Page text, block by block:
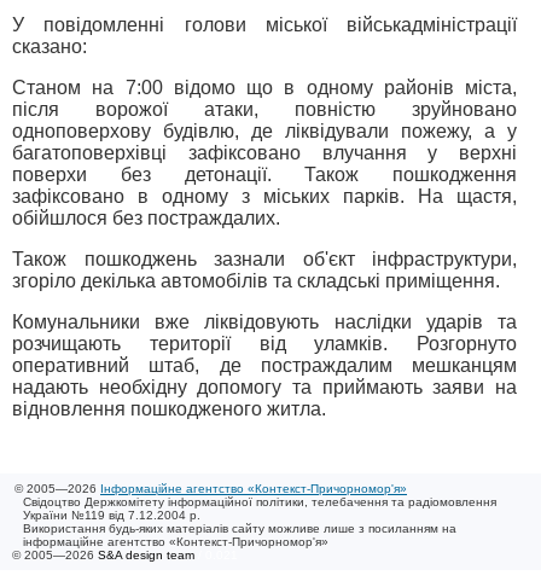
У повідомленні голови міської військадміністрації
сказано:
Станом на 7:00 відомо що в одному районів міста,
після ворожої атаки, повністю зруйновано
одноповерхову будівлю, де ліквідували пожежу, а у
багатоповерхівці зафіксовано влучання у верхні
поверхи без детонації. Також пошкодження
зафіксовано в одному з міських парків. На щастя,
обійшлося без постраждалих.
Також пошкоджень зазнали об'єкт інфраструктури,
згоріло декілька автомобілів та складські приміщення.
Комунальники вже ліквідовують наслідки ударів та
розчищають території від уламків. Розгорнуто
оперативний штаб, де постраждалим мешканцям
надають необхідну допомогу та приймають заяви на
відновлення пошкодженого житла.
© 2005—2026 Інформаційне агентство «Контекст-Причорномор'я»
Свідоцтво Держкомітету інформаційної політики, телебачення та радіомовлення
України №119 від 7.12.2004 р.
Використання будь-яких матеріалів сайту можливе лише з посиланням на
інформаційне агентство «Контекст-Причорномор'я»
© 2005—2026 S&A design team